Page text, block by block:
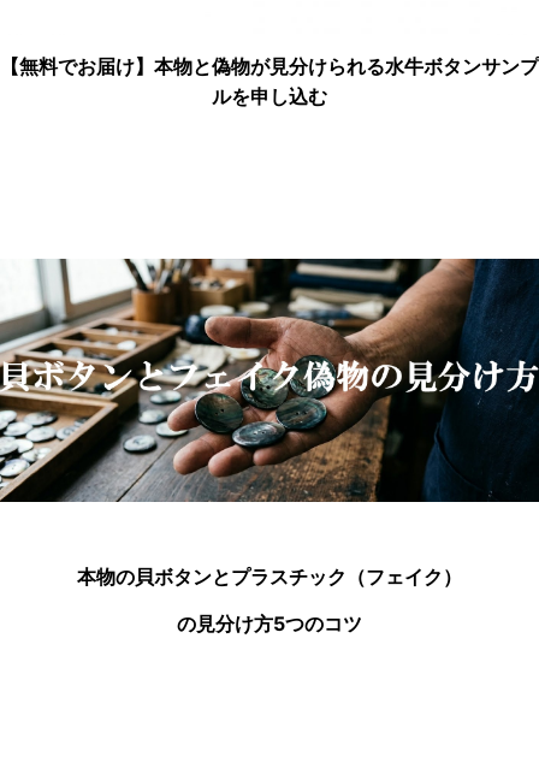
【無料でお届け】本物と偽物が見分けられる水牛ボタンサンプ
ルを申し込む
本物の貝ボタンとプラスチック（フェイク）
の見分け方5つのコツ